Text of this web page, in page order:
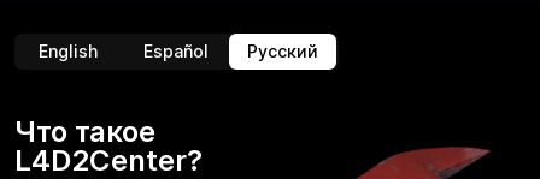
English Español Русский
Что такое
L4D2Center?